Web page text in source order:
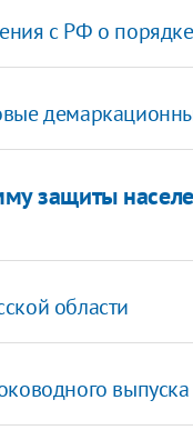
с РФ о
защиты
области